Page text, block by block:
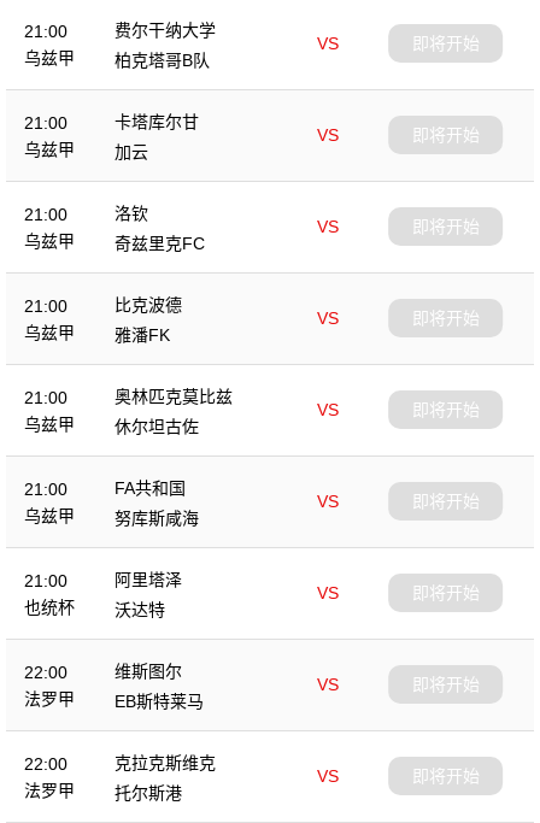
21:00
乌兹甲
费尔干纳大学
VS
柏克塔哥B队
即将开始
21:00
乌兹甲
卡塔库尔甘
VS
加云
即将开始
21:00
乌兹甲
洛钦
VS
奇兹里克FC
即将开始
21:00
乌兹甲
比克波德
VS
雅潘FK
即将开始
21:00
乌兹甲
奥林匹克莫比兹
VS
休尔坦古佐
即将开始
21:00
乌兹甲
FA共和国
VS
努库斯咸海
即将开始
21:00
也统杯
阿里塔泽
VS
沃达特
即将开始
22:00
法罗甲
维斯图尔
VS
EB斯特莱马
即将开始
22:00
法罗甲
克拉克斯维克
VS
托尔斯港
即将开始